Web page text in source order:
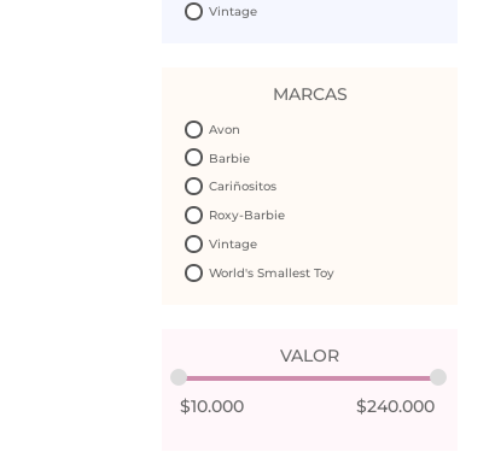
Vintage
MARCAS
Avon
Barbie
Cariñositos
Roxy-Barbie
Vintage
World's Smallest Toy
VALOR
$10.000 $240.000